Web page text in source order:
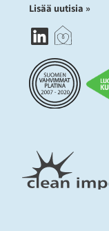
Lisää uutisia »